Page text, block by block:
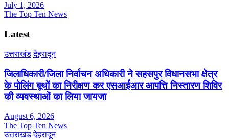
July 1, 2026
The Top Ten News
Latest
उत्तराखंड देहरादून
जिलाधिकारी/जिला निर्वाचन अधिकारी ने सहसपुर विधानसभा क्षेत्र
के पोलिंग बूथों का निरीक्षण कर एसआईआर आपत्ति निस्तारण शिविर
की व्यवस्थाओं का लिया जायजा
August 6, 2026
The Top Ten News
उत्तराखंड देहरादून